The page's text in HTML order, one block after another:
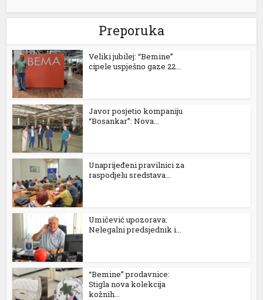
Preporuka
Veliki jubilej: “Bemine”
cipele uspješno gaze 22...
Javor posjetio kompaniju
“Bosankar”: Nova...
Unaprijeđeni pravilnici za
raspodjelu sredstava...
Umičević upozorava:
Nelegalni predsjednik i...
“Bemine” prodavnice:
Stigla nova kolekcija
kožnih...